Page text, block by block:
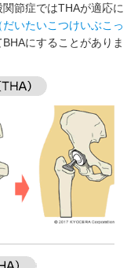
節症ではTHAが適応に
いたいこつけいぶこっ
にすることがありま